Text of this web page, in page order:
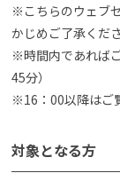
※こちらのウェブ
かじめご了承くだ
※時間内であれば
45分）
※16：00以降はご
対象となる方